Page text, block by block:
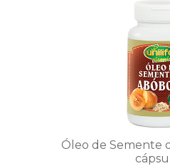
Óleo de Semente